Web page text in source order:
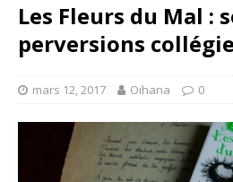
Les Fleurs du Mal :
perversions
mars 12, 2017 Oihana 0